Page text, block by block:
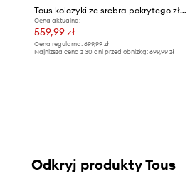
Tous kolczyki ze srebra pokrytego złotem Bold Bear Gem
Cena aktualna:
559,99 zł
Cena regularna: 699,99 zł
Najniższa cena z 30 dni przed obniżką: 699,99 zł
Odkryj produkty Tous